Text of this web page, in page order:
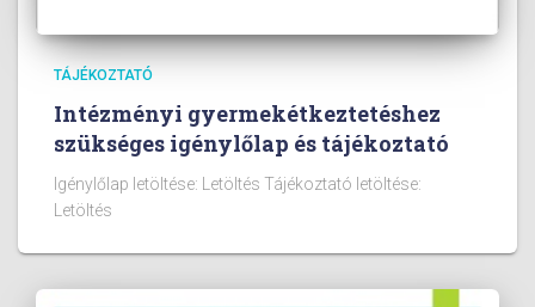
TÁJÉKOZTATÓ
Intézményi gyermekétkeztetéshez
szükséges igénylőlap és tájékoztató
Igénylőlap letöltése: Letöltés Tájékoztató letöltése:
Letöltés